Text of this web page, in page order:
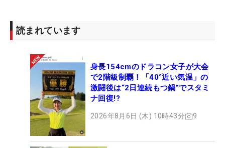
読まれています
身長154cmのドラコン女子が大会
で2階級制覇！「40°近い気温」の
激闘後は“2日連続もつ鍋”でスタミ
ナ回復!?
2026年8月6日 (木) 10時43分 9